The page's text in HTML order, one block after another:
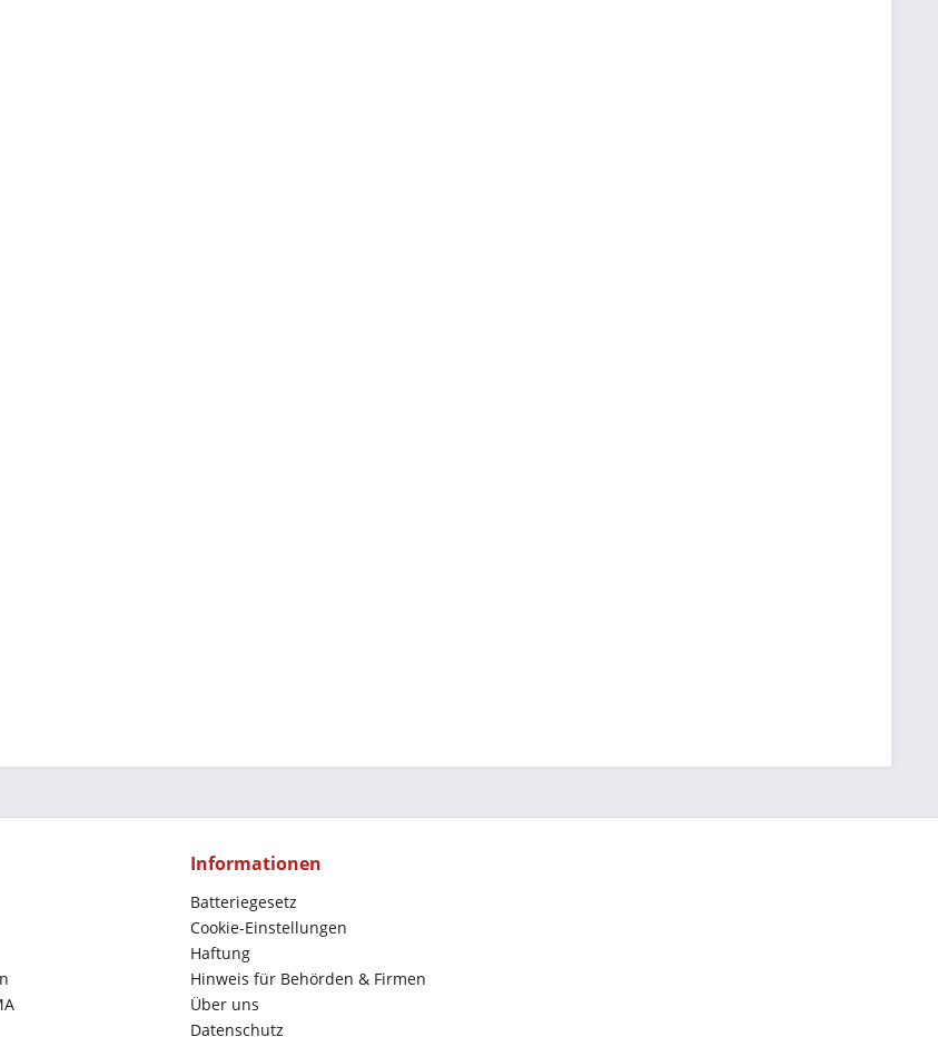
Informationen
Batteriegesetz
Cookie-Einstellungen
Haftung
Hinweis für Behörden & Firmen
Über uns
Datenschutz